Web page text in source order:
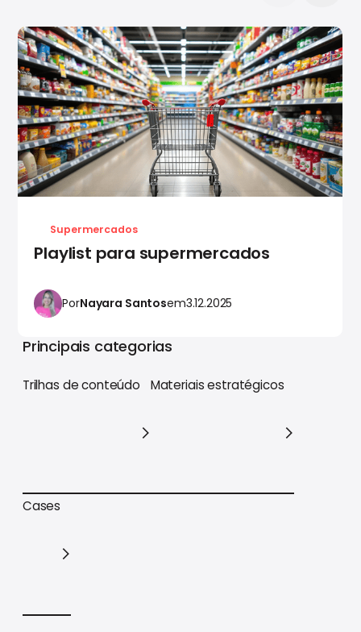
Supermercados
Playlist para supermercados
PorNayara Santosem3.12.2025
Principais categorias
Trilhas de conteúdo
Trilhas de conteúdo
Materiais estratégicos
Cases